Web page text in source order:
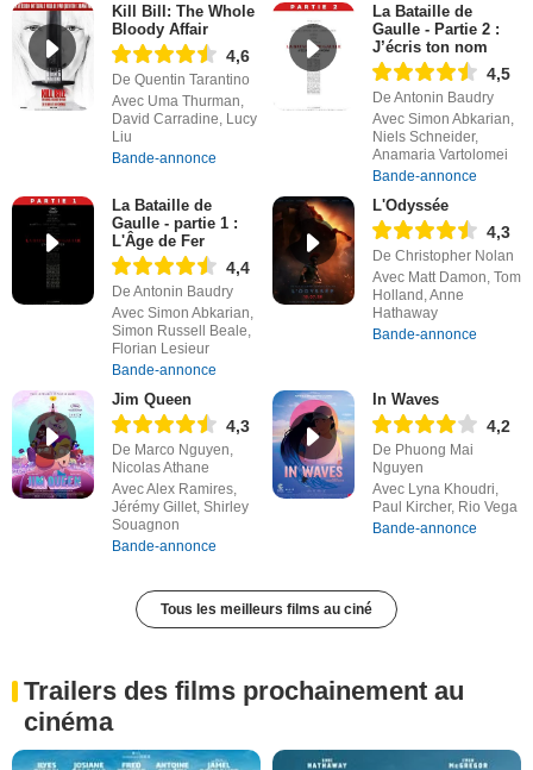
Kill Bill: The Whole
Bloody Affair
4,6
De Quentin Tarantino
Avec Uma Thurman,
David Carradine, Lucy
Liu
Bande-annonce
La Bataille de
Gaulle - Partie 2 :
J’écris ton nom
4,5
De Antonin Baudry
Avec Simon Abkarian,
Niels Schneider,
Anamaria Vartolomei
Bande-annonce
La Bataille de
Gaulle - partie 1 :
L'Âge de Fer
4,4
De Antonin Baudry
Avec Simon Abkarian,
Simon Russell Beale,
Florian Lesieur
Bande-annonce
L'Odyssée
4,3
De Christopher Nolan
Avec Matt Damon, Tom
Holland, Anne
Hathaway
Bande-annonce
Jim Queen
4,3
De Marco Nguyen,
Nicolas Athane
Avec Alex Ramires,
Jérémy Gillet, Shirley
Souagnon
Bande-annonce
In Waves
4,2
De Phuong Mai
Nguyen
Avec Lyna Khoudri,
Paul Kircher, Rio Vega
Bande-annonce
Tous les meilleurs films au ciné
Trailers des films prochainement au
cinéma